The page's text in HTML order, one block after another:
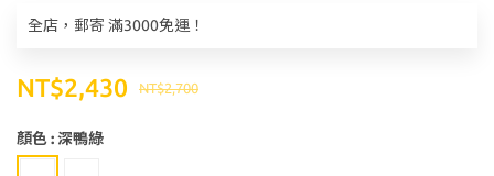
全店，郵寄 滿3000免運！
NT$2,700
NT$2,430
顏色: 深鴨綠